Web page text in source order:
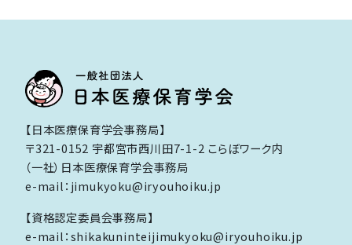
【日本医療保育学会事務局】
〒321-0152 宇都宮市西川田7-1-2 こらぼワーク内
（一社）日本医療保育学会事務局
e-mail：jimukyoku@iryouhoiku.jp
【資格認定委員会事務局】
e-mail：shikakuninteijimukyoku@iryouhoiku.jp